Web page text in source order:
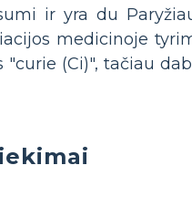
ir yra du
medicinoje
(Ci)", tačiau